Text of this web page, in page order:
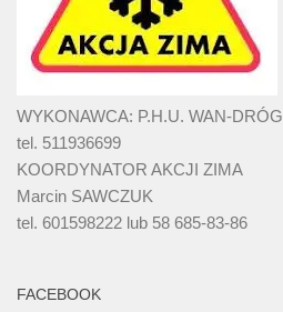
WYKONAWCA: P.H.U. WAN-DRÓG
tel. 511936699
KOORDYNATOR AKCJI ZIMA
Marcin SAWCZUK
tel. 601598222 lub 58 685-83-86
FACEBOOK